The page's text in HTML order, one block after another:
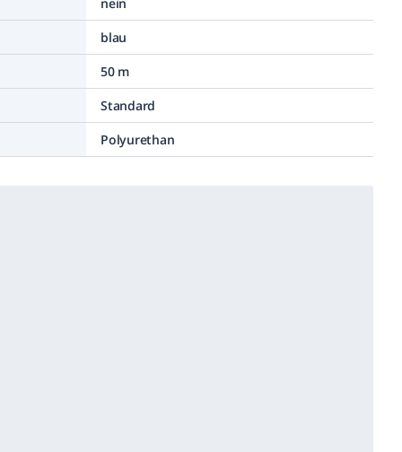
blau
50 m
Standard
Polyurethan